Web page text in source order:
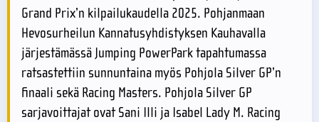
Grand Prix’n kilpailukaudella 2025. Pohjanmaan
Hevosurheilun Kannatusyhdistyksen Kauhavalla
järjestämässä Jumping PowerPark tapahtumassa
ratsastettiin sunnuntaina myös Pohjola Silver GP’n
finaali sekä Racing Masters. Pohjola Silver GP
sarjavoittajat ovat Sani Illi ja Isabel Lady M. Racing